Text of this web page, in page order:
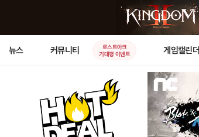
뉴스 커뮤니티
로스트아크
기대평 이벤트
게임캘린더